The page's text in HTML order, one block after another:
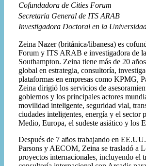
Cofundadora de Cities Forum
Secretaria General de ITS ARAB
Investigadora Doctoral en la
Zeina Nazer (británica/libanesa) es
Forum y ITS ARAB e investigadora de
Southampton. Zeina tiene más de 20
global en estrategia, consultoría,
plataformas en empresas como KPMG,
Zeina dirigió los servicios de
gobiernos y los principales actores
movilidad inteligente, seguridad vial,
ciudades inteligentes, energía y el sector
Medio, Europa, el sudeste asiático y los
Después de 7 años trabajando en
Parsons y AECOM, Zeina se trasladó a
proyectos internacionales, incluyendo el